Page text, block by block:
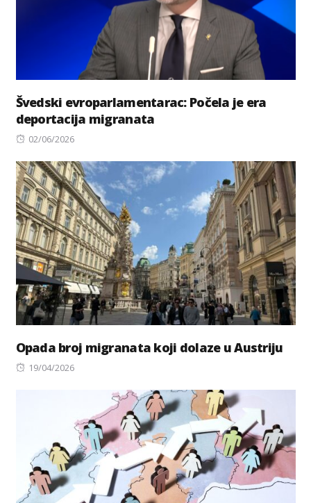
Švedski evroparlamentarac: Počela je era
deportacija migranata
Posted
02/06/2026
Opada broj migranata koji dolaze u Austriju
Posted
19/04/2026